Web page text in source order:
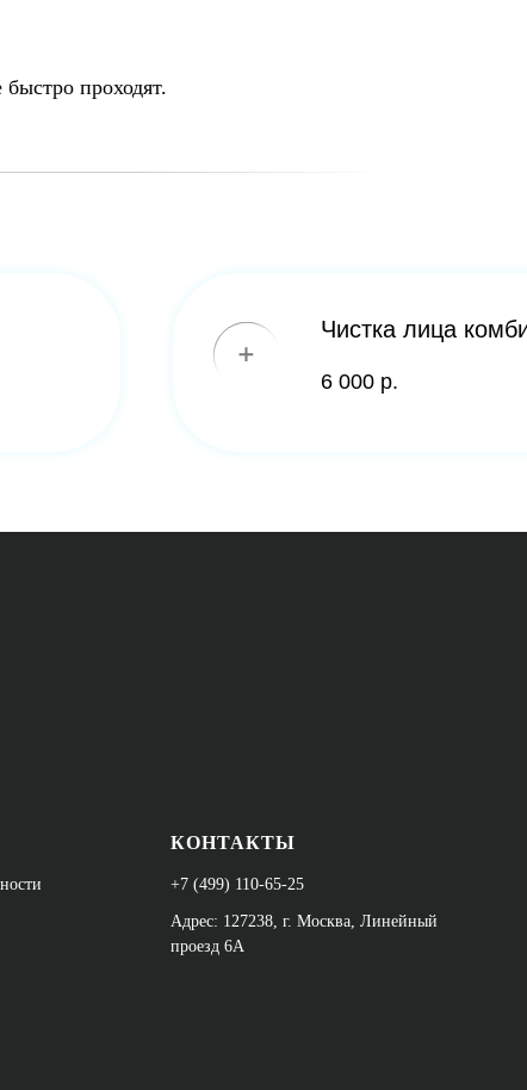
КОНТАКТЫ
+7 (499) 110-65-25
Адрес: 127238, г. Москва, Линейный
проезд 6А